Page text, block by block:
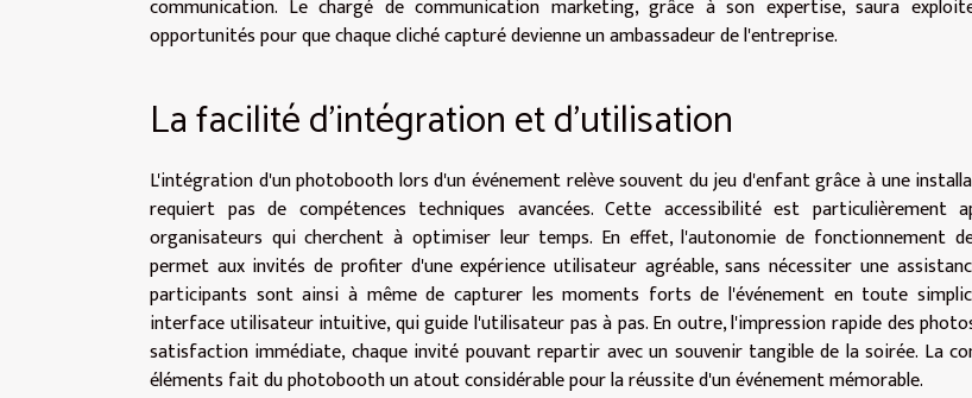
communication. Le chargé de communication marketing, grâce à son expertise, saura
opportunités pour que chaque cliché capturé devienne un ambassadeur de l'entreprise.
La facilité d'intégration et d'utilisation
L'intégration d'un photobooth lors d'un événement relève souvent du jeu d'enfant grâce à une
requiert pas de compétences techniques avancées. Cette accessibilité est particulièrement
organisateurs qui cherchent à optimiser leur temps. En effet, l'autonomie de fonctionnement
permet aux invités de profiter d'une expérience utilisateur agréable, sans nécessiter une
participants sont ainsi à même de capturer les moments forts de l'événement en toute
interface utilisateur intuitive, qui guide l'utilisateur pas à pas. En outre, l'impression rapide des
satisfaction immédiate, chaque invité pouvant repartir avec un souvenir tangible de la soirée. La
éléments fait du photobooth un atout considérable pour la réussite d'un événement mémorable.